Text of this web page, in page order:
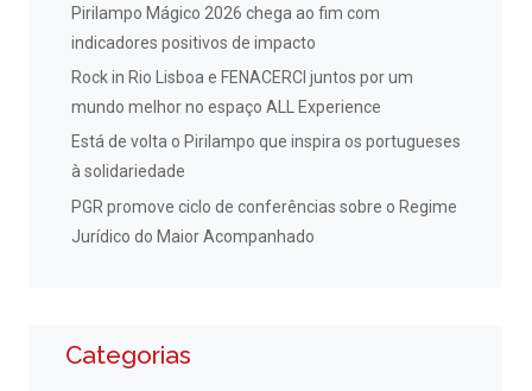
Pirilampo Mágico 2026 chega ao fim com
indicadores positivos de impacto
Rock in Rio Lisboa e FENACERCI juntos por um
mundo melhor no espaço ALL Experience
Está de volta o Pirilampo que inspira os portugueses
à solidariedade
PGR promove ciclo de conferências sobre o Regime
Jurídico do Maior Acompanhado
Categorias